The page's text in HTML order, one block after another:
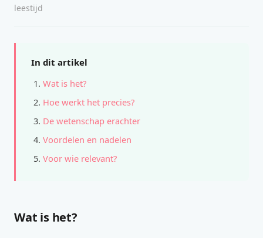
leestijd
In dit artikel
Wat is het?
Hoe werkt het precies?
De wetenschap erachter
Voordelen en nadelen
Voor wie relevant?
Wat is het?